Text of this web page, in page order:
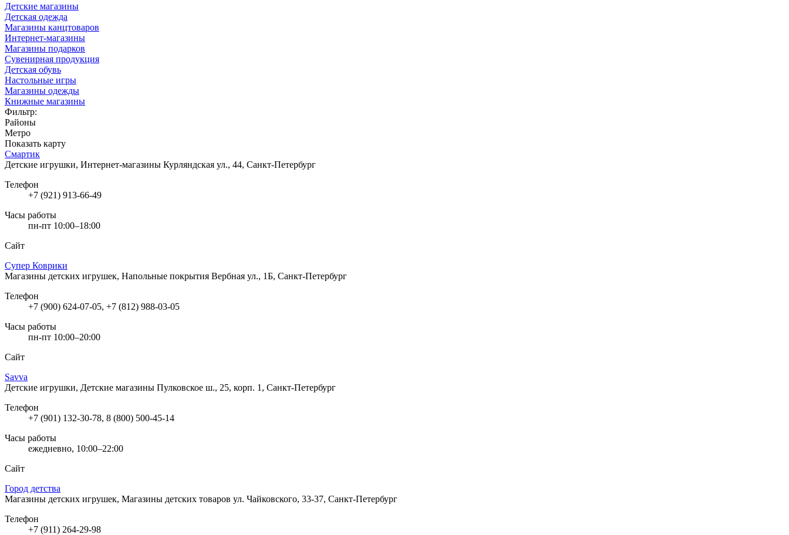
Детские магазины
Детская одежда
Магазины канцтоваров
Интернет-магазины
Магазины подарков
Сувенирная продукция
Детская обувь
Настольные игры
Магазины одежды
Книжные магазины
Фильтр:
Районы
Метро
Показать карту
Смартик
Детские игрушки, Интернет-магазины Курляндская ул., 44, Санкт-Петербург
Телефон
+7 (921) 913-66-49
Часы работы
пн-пт 10:00–18:00
Сайт
Супер Коврики
Магазины детских игрушек, Напольные покрытия Вербная ул., 1Б, Санкт-Петербург
Телефон
+7 (900) 624-07-05, +7 (812) 988-03-05
Часы работы
пн-пт 10:00–20:00
Сайт
Savva
Детские игрушки, Детские магазины Пулковское ш., 25, корп. 1, Санкт-Петербург
Телефон
+7 (901) 132-30-78, 8 (800) 500-45-14
Часы работы
ежедневно, 10:00–22:00
Сайт
Город детства
Магазины детских игрушек, Магазины детских товаров ул. Чайковского, 33-37, Санкт-Петербург
Телефон
+7 (911) 264-29-98